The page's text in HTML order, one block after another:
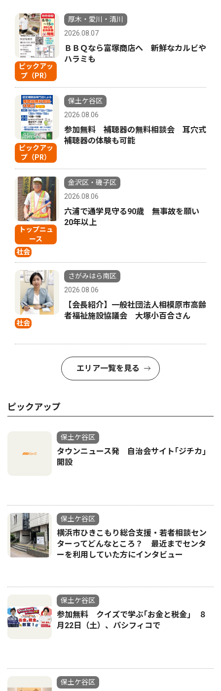
ピックアッ
プ（PR）
厚木・愛川・清川
2026.08.07
ＢＢＱなら富塚商店へ 新鮮なカルビや
ハラミも
ピックアッ
プ（PR）
保土ケ谷区
2026.08.06
参加無料 補聴器の無料相談会 耳穴式
補聴器の体験も可能
トップニュ
ース
社会
金沢区・磯子区
2026.08.06
六浦で通学見守る90歳 無事故を願い
20年以上
社会
さがみはら南区
2026.08.06
【会長紹介】一般社団法人相模原市高齢
者福祉施設協議会 大塚小百合さん
エリア一覧を見る
ピックアップ
保土ケ谷区
タウンニュース発 自治会サイト｢ジチカ｣
開設
保土ケ谷区
横浜市ひきこもり総合支援・若者相談セン
ターってどんなところ？ 最近までセンタ
ーを利用していた方にインタビュー
保土ケ谷区
参加無料 クイズで学ぶ｢お金と税金｣ ８
月22日（土）、パシフィコで
保土ケ谷区